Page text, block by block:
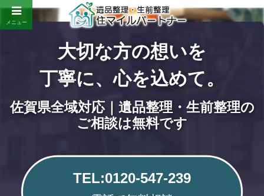
大切な方の想いを
丁寧に、心を込めて。
佐賀県全域対応｜遺品整理・生前整理の
ご相談は無料です
TEL:0120-547-239
メニュー